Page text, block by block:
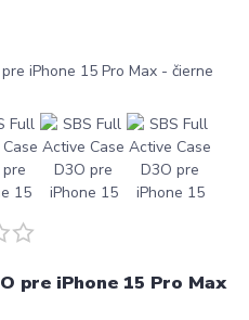
pre iPhone 15 Pro Max